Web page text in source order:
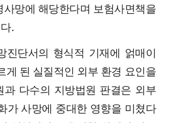
사망에 해당한다며 보험사면책을
.
진단서의 형식적 기재에 얽매이
게 된 실질적인 외부 환경 요인을
과 다수의 지방법원 판결은 외부
가 사망에 중대한 영향을 미쳤다